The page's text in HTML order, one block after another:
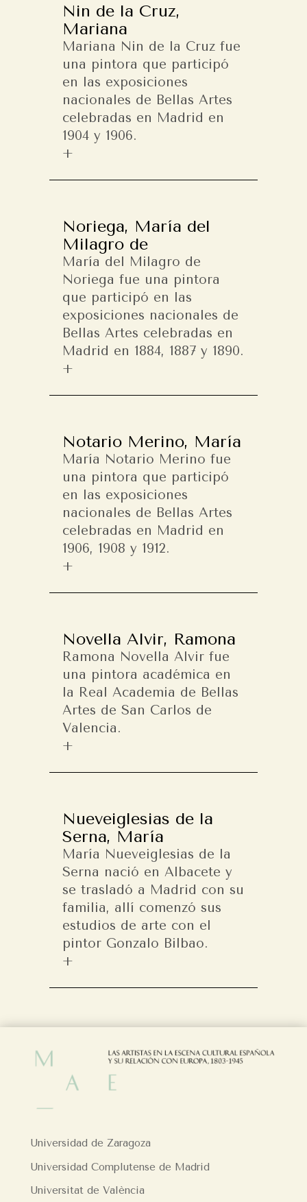
Nin de la Cruz,
Mariana
Mariana Nin de la Cruz fue
una pintora que participó
en las exposiciones
nacionales de Bellas Artes
celebradas en Madrid en
1904 y 1906.
Noriega, María del
Milagro de
María del Milagro de
Noriega fue una pintora
que participó en las
exposiciones nacionales de
Bellas Artes celebradas en
Madrid en 1884, 1887 y 1890.
Notario Merino, María
María Notario Merino fue
una pintora que participó
en las exposiciones
nacionales de Bellas Artes
celebradas en Madrid en
1906, 1908 y 1912.
Novella Alvir, Ramona
Ramona Novella Alvir fue
una pintora académica en
la Real Academia de Bellas
Artes de San Carlos de
Valencia.
Nueveiglesias de la
Serna, María
María Nueveiglesias de la
Serna nació en Albacete y
se trasladó a Madrid con su
familia, allí comenzó sus
estudios de arte con el
pintor Gonzalo Bilbao.
Universidad de Zaragoza
Universidad Complutense de Madrid
Universitat de València